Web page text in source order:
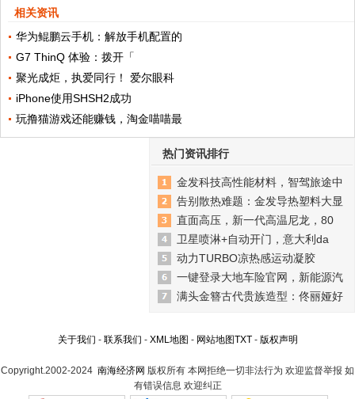
相关资讯
华为鲲鹏云手机：解放手机配置的
G7 ThinQ 体验：拨开「
聚光成炬，执爱同行！ 爱尔眼科
iPhone使用SHSH2成功
玩撸猫游戏还能赚钱，淘金喵喵最
热门资讯排行
金发科技高性能材料，智驾旅途中
告别散热难题：金发导热塑料大显
直面高压，新一代高温尼龙，80
卫星喷淋+自动开门，意大利da
动力TURBO凉热感运动凝胶
一键登录大地车险官网，新能源汽
满头金簪古代贵族造型：佟丽娅好
关于我们 - 联系我们 - XML地图 - 网站地图TXT- 版权声明
Copyright.2002-2024 南海经济网 版权所有 本网拒绝一切非法行为 欢迎监督举报 如
有错误信息 欢迎纠正